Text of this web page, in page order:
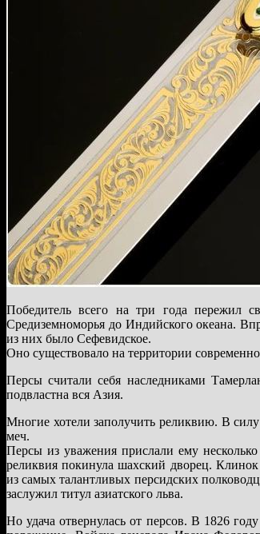
Победитель всего на три года пережил
Средиземноморья до Индийского океана.
из них было Сефевидское.
Оно существовало на территории
Персы считали себя наследниками
подвластна вся Азия.
Многие хотели заполучить реликвию. В
меч.
Персы из уважения прислали ему
реликвия покинула шахский дворец.
из самых талантливых персидских
заслужил титул азиатского льва.
Но удача отвернулась от персов. В 1826